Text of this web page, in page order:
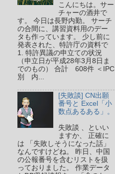
こんにちは。サー
チャーの酒井で
す。 今日は長野内勤。 サーチ
の合間に、講習資料用のデー
タも作っています。 少し前に
発表された、特許庁の資料で
1. 特許異議の申立ての状況
（申立日が平成28年3月8日ま
でのもの） 合計 608件 ＜IPC
別 内...
[失敗談] CN出願
番号と Excel「小
数点あるある」。
失敗談 、といい
ますか、 正確に
は 「失敗しそうになった話」
なんですけどね。 昨日、中国
の公報番号を含むリストを扱
っておりました。 作業データ